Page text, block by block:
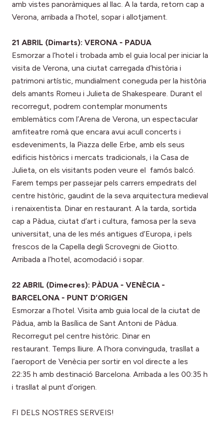
amb vistes panoràmiques al llac. A la tarda, retorn cap a
Verona, arribada a l’hotel, sopar i allotjament.
21 ABRIL (Dimarts): VERONA - PADUA
Esmorzar a l’hotel i trobada amb el guia local per iniciar la
visita de Verona, una ciutat carregada d’història i
patrimoni artístic, mundialment coneguda per la història
dels amants Romeu i Julieta de Shakespeare. Durant el
recorregut, podrem contemplar monuments
emblemàtics com l’Arena de Verona, un espectacular
amfiteatre romà que encara avui acull concerts i
esdeveniments, la Piazza delle Erbe, amb els seus
edificis històrics i mercats tradicionals, i la Casa de
Julieta, on els visitants poden veure el famós balcó.
Farem temps per passejar pels carrers empedrats del
centre històric, gaudint de la seva arquitectura medieval
i renaixentista. Dinar en restaurant. A la tarda, sortida
cap a Pàdua, ciutat d’art i cultura, famosa per la seva
universitat, una de les més antigues d’Europa, i pels
frescos de la Capella degli Scrovegni de Giotto.
Arribada a l’hotel, acomodació i sopar.
22 ABRIL (Dimecres): PÀDUA - VENÈCIA -
BARCELONA - PUNT D’ORIGEN
Esmorzar a l’hotel. Visita amb guia local de la ciutat de
Pàdua, amb la Basílica de Sant Antoni de Pàdua.
Recorregut pel centre històric. Dinar en
restaurant. Temps lliure. A l’hora convinguda, trasllat a
l’aeroport de Venècia per sortir en vol directe a les
22:35 h amb destinació Barcelona. Arribada a les 00:35 h
i trasllat al punt d’origen.
FI DELS NOSTRES SERVEIS!